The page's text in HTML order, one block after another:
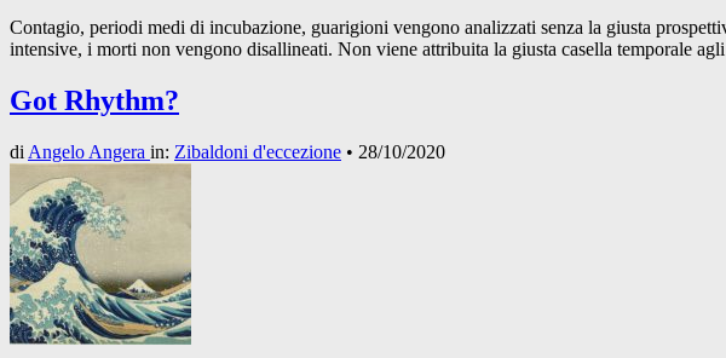
Contagio, periodi medi di incubazione, guarigioni vengono analizzati senza la giusta
intensive, i morti non vengono disallineati. Non viene attribuita la giusta casella temporale
Got Rhythm?
di Angelo Angera in: Zibaldoni d'eccezione • 28/10/2020